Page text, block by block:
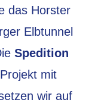
das Horster
Elbtunnel
Spedition
mit
wir auf